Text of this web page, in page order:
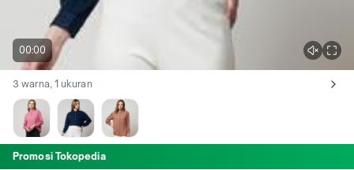
00:00
Lihat semua variant:
3 warna, 1 ukuran
PINK NAVY MOCCA
Promosi Tokopedia